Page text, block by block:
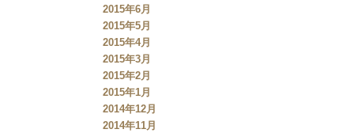
2015年6月
2015年5月
2015年4月
2015年3月
2015年2月
2015年1月
2014年12月
2014年11月